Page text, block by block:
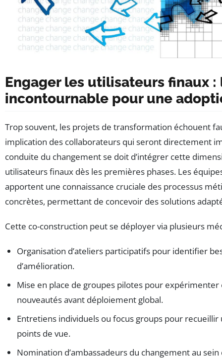
Engager les utilisateurs finaux :
incontournable pour une
Trop souvent, les projets de transformation échouent
implication des collaborateurs qui seront directement
conduite du changement se doit d’intégrer cette
utilisateurs finaux dès les premières phases. Les
apportent une connaissance cruciale des processus
concrètes, permettant de concevoir des solutions
Cette co-construction peut se déployer via plusieurs
Organisation d’ateliers participatifs pour identifier
d’amélioration.
Mise en place de groupes pilotes pour
nouveautés avant déploiement global.
Entretiens individuels ou focus groups pour recueillir
points de vue.
Nomination d’ambassadeurs du changement au